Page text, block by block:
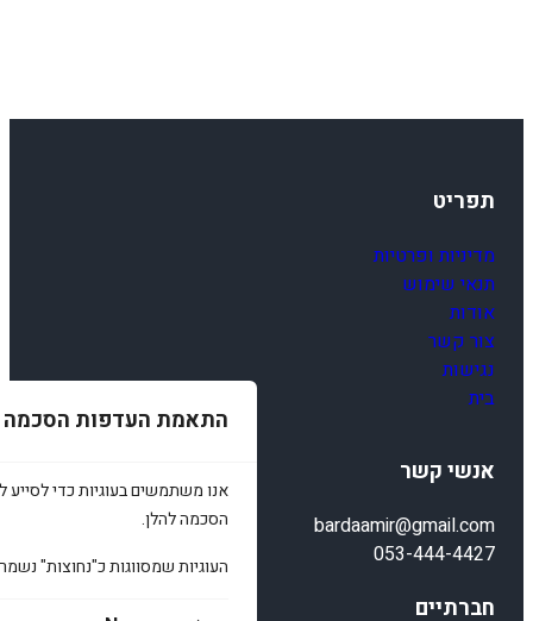
התאמת העדפות הסכמה
אנו משתמשים בעוגיות כדי לסייע
הסכמה להלן.
העוגיות שמסווגות כ"נחוצות"
תפריט
מדיניות ופרטיות
תנאי שימוש
אודות
צור קשר
נגישות
בית
אנשי קשר
bardaamir@gmail.com
053-444-4427
חברתיים